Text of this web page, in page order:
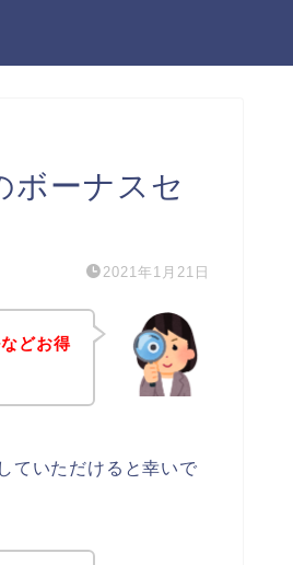
ボーナスセ
2021年1月21日
どお得
ていただけると幸いで